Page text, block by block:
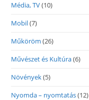
Média, TV(10)
Mobil(7)
Műköröm (26)
Művészet és Kultúra(6)
Növények(5)
Nyomda – nyomtatás(12)